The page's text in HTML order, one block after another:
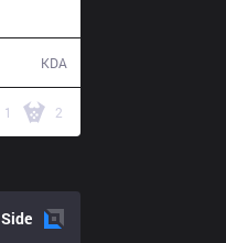
KDA
1 2
Side